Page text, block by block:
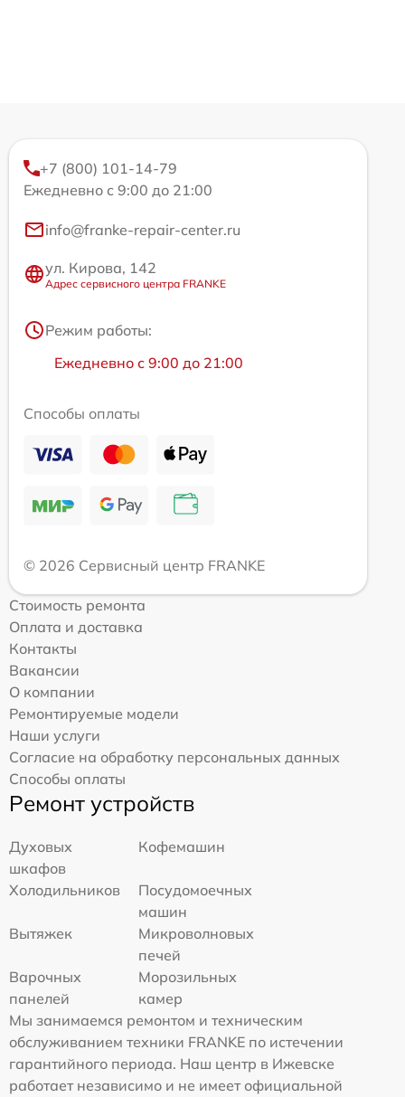
+7 (800) 101-14-79
Ежедневно с 9:00 до 21:00
info@franke-repair-center.ru
ул. Кирова, 142
Адрес сервисного центра FRANKE
Режим работы:
Ежедневно с 9:00 до 21:00
Способы оплаты
© 2026 Сервисный центр FRANKE
Стоимость ремонта
Оплата и доставка
Контакты
Вакансии
О компании
Ремонтируемые модели
Наши услуги
Согласие на обработку персональных данных
Способы оплаты
Ремонт устройств
Духовых
шкафов
Кофемашин
Холодильников
Посудомоечных
машин
Вытяжек
Микроволновых
печей
Варочных
панелей
Морозильных
камер
Мы занимаемся ремонтом и техническим
обслуживанием техники FRANKE по истечении
гарантийного периода. Наш центр в Ижевске
работает независимо и не имеет официальной